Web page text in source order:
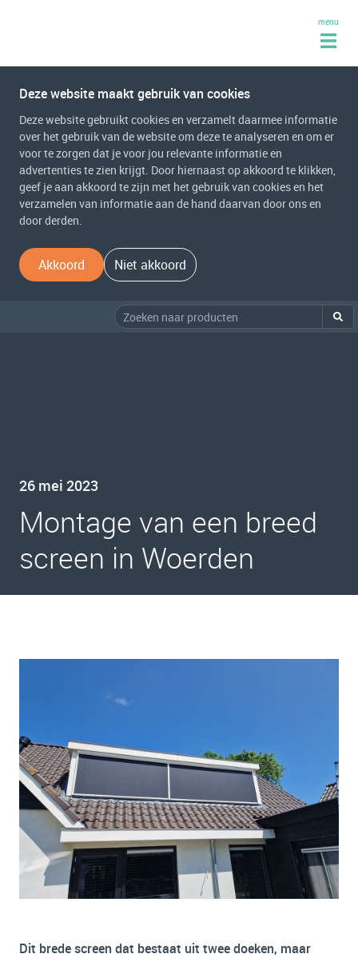
menu
Deze website maakt gebruik van cookies
Deze website gebruikt cookies en verzamelt daarmee informatie
over het gebruik van de website om deze te analyseren en om er
voor te zorgen dat je voor jou relevante informatie en
advertenties te zien krijgt. Door hiernaast op akkoord te klikken,
geef je aan akkoord te zijn met het gebruik van cookies en het
verzamelen van informatie aan de hand daarvan door ons en
door derden.
Akkoord Niet akkoord
26 mei 2023
Montage van een breed
screen in Woerden
Dit brede screen dat bestaat uit twee doeken, maar